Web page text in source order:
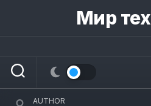
Мир
Звуковые
жизни.
AUTHOR